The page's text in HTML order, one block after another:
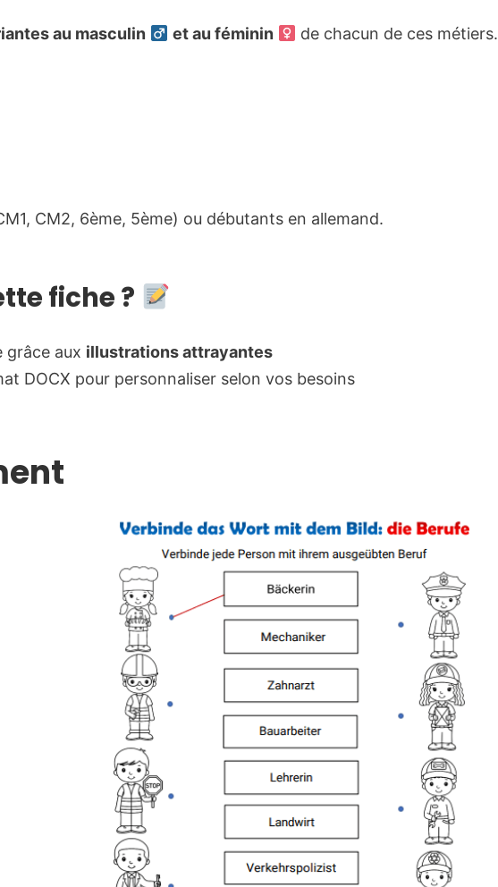
au masculin et au féminin de chacun de ces métiers.
CM2, 6ème, 5ème) ou débutants en allemand.
fiche ?
grâce aux illustrations attrayantes
DOCX pour personnaliser selon vos besoins